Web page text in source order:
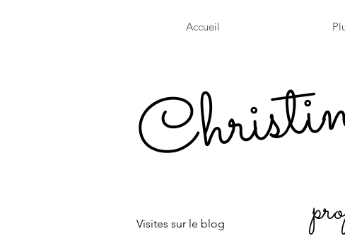
Accueil
Visites sur le blog